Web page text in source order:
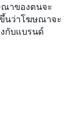
าของตนจะ
นว่าโฆษณาจะ
กับแบรนด์